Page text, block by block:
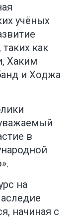
учёных
как
Хаким
и Ходжа
в
на
начиная с